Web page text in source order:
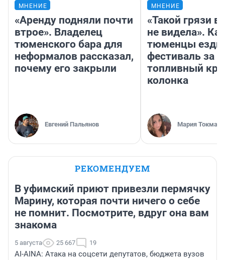
МНЕНИЕ
«Аренду подняли почти
втрое». Владелец
тюменского бара для
неформалов рассказал,
почему его закрыли
Евгений Пальянов
МНЕНИЕ
«Такой грязи
не видела».
тюменцы
фестиваль за
топливный
колонка
Мария
РЕКОМЕНДУЕМ
В уфимский приют привезли пермячку
Марину, которая почти ничего о себе
не помнит. Посмотрите, вдруг она вам
знакома
5 августа 25 667 19
AI-AINA: Атака на соцсети депутатов, бюджета вузов